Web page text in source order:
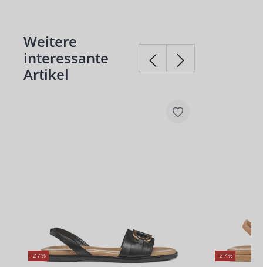
Produktgalerie überspringen
Weitere
interessante
Artikel
-27% -27%